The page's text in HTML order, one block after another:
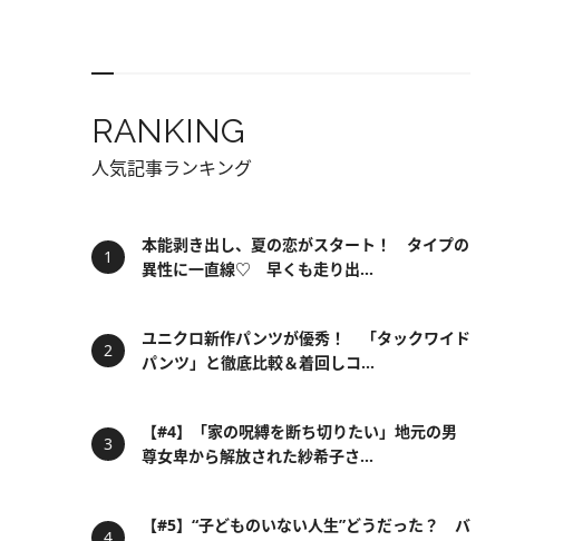
RANKING
人気記事ランキング
本能剥き出し、夏の恋がスタート！ タイプの
異性に一直線♡ 早くも走り出...
ユニクロ新作パンツが優秀！ 「タックワイド
パンツ」と徹底比較＆着回しコ...
【#4】「家の呪縛を断ち切りたい」地元の男
尊女卑から解放された紗希子さ...
【#5】“子どものいない人生”どうだった？ バ